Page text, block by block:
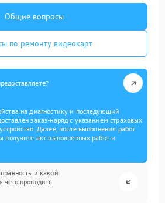
Общие вопросы
по ремонту видеокарт
на диагностику и последующий
заказ-наряд с указанием страховых
Далее, после выполнения работ
получите акт выполненных работ и
и какой
чего проводить